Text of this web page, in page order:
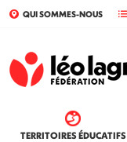
QUI SOMMES-NOUS
TERRITOIRES ÉDUCATIFS